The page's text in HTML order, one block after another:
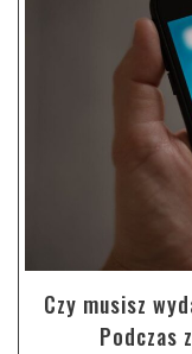
Czy musisz
Podczas